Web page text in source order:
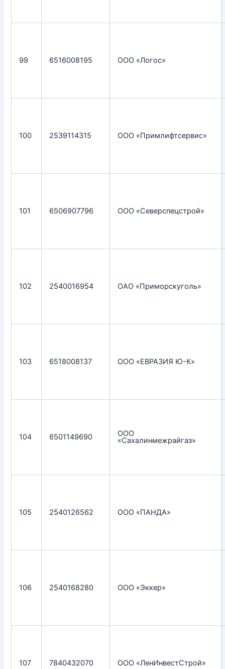
99 6516008195 ООО «Логос»
100 2539114315 ООО «Примлифтсервис»
101 6506907796 ООО «Северспецстрой»
102 2540016954 ОАО «Приморскуголь»
103 6518008137 ООО «ЕВРАЗИЯ Ю-К»
104 6501149690 ООО
«Сахалинмежрайгаз»
105 2540126562 ООО «ПАНДА»
106 2540168280 ООО «Эккер»
107 7840432070 ООО «ЛенИнвестСтрой»